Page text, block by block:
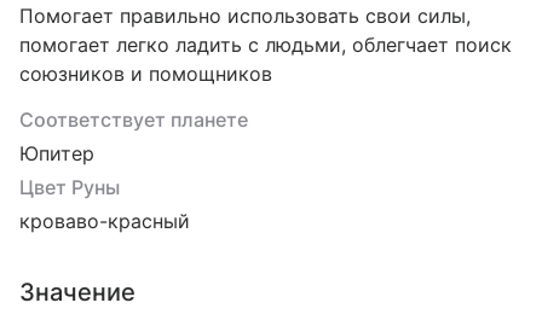
Помогает правильно использовать свои силы,
помогает легко ладить с людьми, облегчает поиск
союзников и помощников
Соответствует планете
Юпитер
Цвет Руны
кроваво-красный
Значение